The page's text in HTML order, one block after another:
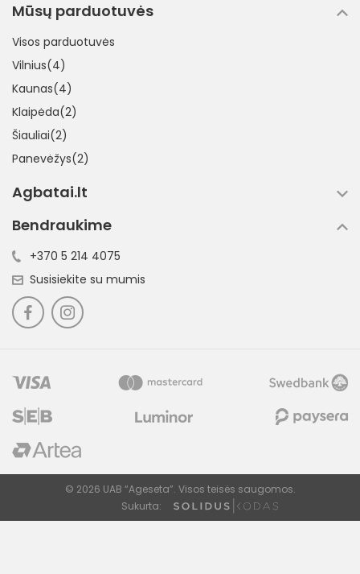
FILTRUOTI
Mūsų parduotuvės
Visos parduotuvės
Vilnius(4)
Kaunas(4)
Klaipėda(2)
Šiauliai(2)
Panevėžys(2)
Agbatai.lt
Bendraukime
+370 5 214 4075
Susisiekite su mumis
© 2026 UAB “Ageseta”. Visos teisės saugomos.
Sukurta: